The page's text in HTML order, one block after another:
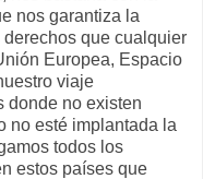
nos garantiza la
que cualquier
Europea, Espacio
viaje
donde no existen
no esté implantada la
todos los
estos países que